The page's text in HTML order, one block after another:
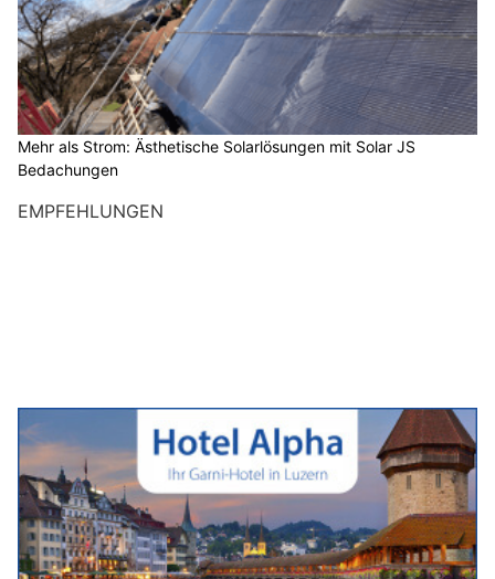
Mehr als Strom: Ästhetische Solarlösungen mit Solar JS
Bedachungen
EMPFEHLUNGEN